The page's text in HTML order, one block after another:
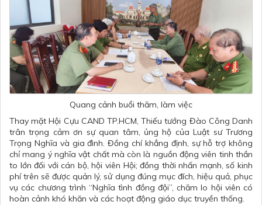
Quang cảnh buổi thăm, làm việc
Thay mặt Hội Cựu CAND TP.HCM, Thiếu tướng Đào Công Danh
trân trọng cảm ơn sự quan tâm, ủng hộ của Luật sư Trương
Trọng Nghĩa và gia đình. Đồng chí khẳng định, sự hỗ trợ không
chỉ mang ý nghĩa vật chất mà còn là nguồn động viên tinh thần
to lớn đối với cán bộ, hội viên Hội; đồng thời nhấn mạnh, số kinh
phí trên sẽ được quản lý, sử dụng đúng mục đích, hiệu quả, phục
vụ các chương trình “Nghĩa tình đồng đội”, chăm lo hội viên có
hoàn cảnh khó khăn và các hoạt động giáo dục truyền thống.